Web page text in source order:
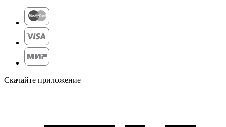
Скачайте приложение